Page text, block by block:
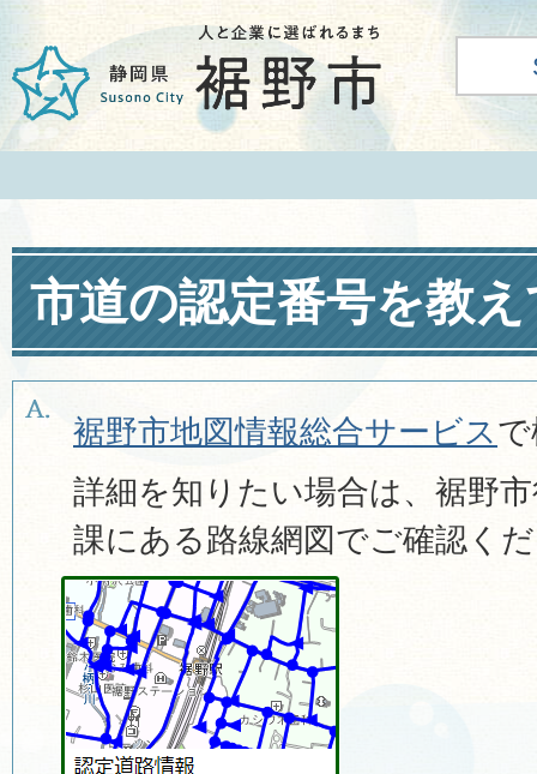
市道の認定番号を教
裾野市地図情報総合サービス
詳細を知りたい場合は、裾野
課にある路線網図でご確認く